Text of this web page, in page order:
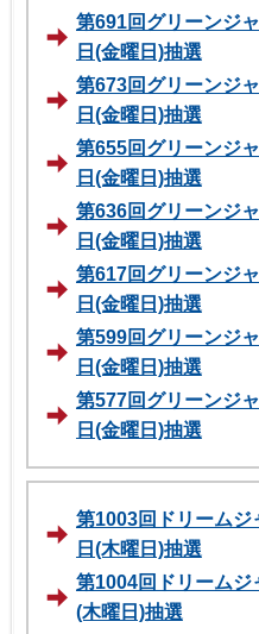
第691回グリーンジ
日(金曜日)抽選
第673回グリーンジ
日(金曜日)抽選
第655回グリーンジ
日(金曜日)抽選
第636回グリーンジ
日(金曜日)抽選
第617回グリーンジ
日(金曜日)抽選
第599回グリーンジ
日(金曜日)抽選
第577回グリーンジ
日(金曜日)抽選
第1003回ドリームジ
日(木曜日)抽選
第1004回ドリームジ
(木曜日)抽選